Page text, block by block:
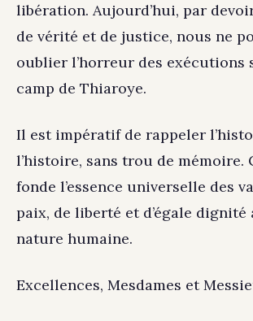
libération. Aujourd’hui, par
de vérité et de justice, nous ne
oublier l’horreur des exécutions
camp de Thiaroye.
Il est impératif de rappeler
l’histoire, sans trou de mémoire.
fonde l’essence universelle des
paix, de liberté et d’égale dignité
nature humaine.
Excellences, Mesdames et